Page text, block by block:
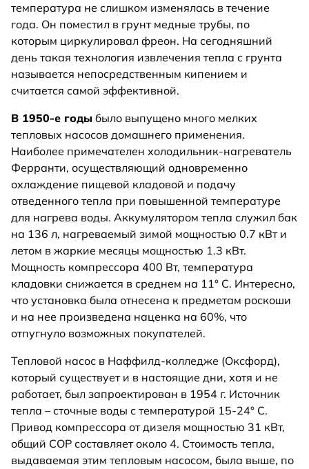
температура не слишком изменялась в течение
года. Он поместил в грунт медные трубы, по
которым циркулировал фреон. На сегодняшний
день такая технология извлечения тепла с грунта
называется непосредственным кипением и
считается самой эффективной.
В 1950-е годы было выпущено много мелких
тепловых насосов домашнего применения.
Наиболее примечателен холодильник-нагреватель
Ферранти, осуществляющий одновременно
охлаждение пищевой кладовой и подачу
отведенного тепла при повышенной температуре
для нагрева воды. Аккумулятором тепла служил бак
на 136 л, нагреваемый зимой мощностью 0.7 кВт и
летом в жаркие месяцы мощностью 1.3 кВт.
Мощность компрессора 400 Вт, температура
кладовки снижается в среднем на 11° С. Интересно,
что установка была отнесена к предметам роскоши
и на нее произведена наценка на 60%, что
отпугнуло возможных покупателей.
Тепловой насос в Наффилд-колледже (Оксфорд),
который существует и в настоящие дни, хотя и не
работает, был запроектирован в 1954 г. Источник
тепла – сточные воды с температурой 15-24° С.
Привод компрессора от дизеля мощностью 31 кВт,
общий СОР составляет около 4. Стоимость тепла,
выдаваемая этим тепловым насосом, была выше, по